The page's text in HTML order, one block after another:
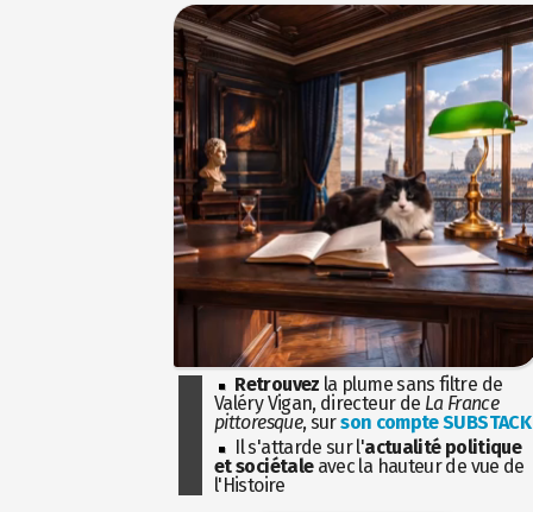
Retrouvez la plume sans filtre de
Valéry Vigan, directeur de La France
pittoresque, surson compte SUBSTACK
Il s'attarde sur l'actualité politique
et sociétaleavec la hauteur de vue de
l'Histoire